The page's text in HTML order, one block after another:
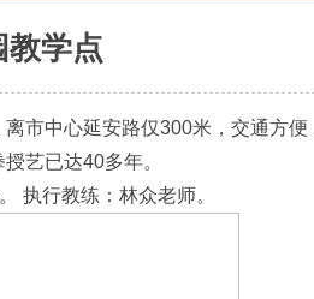
教学点
市中心延安路仅300米，交通方便
艺已达40多年。
执行教练：林众老师。